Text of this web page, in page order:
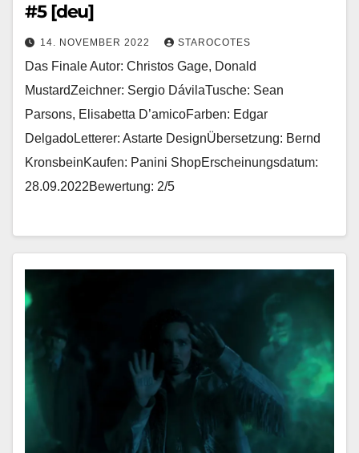
#5 [deu]
14. NOVEMBER 2022 STAROCOTES
Das Finale Autor: Christos Gage, Donald
MustardZeichner: Sergio DávilaTusche: Sean
Parsons, Elisabetta D’amicoFarben: Edgar
DelgadoLetterer: Astarte DesignÜbersetzung: Bernd
KronsbeinKaufen: Panini ShopErscheinungsdatum:
28.09.2022Bewertung: 2/5